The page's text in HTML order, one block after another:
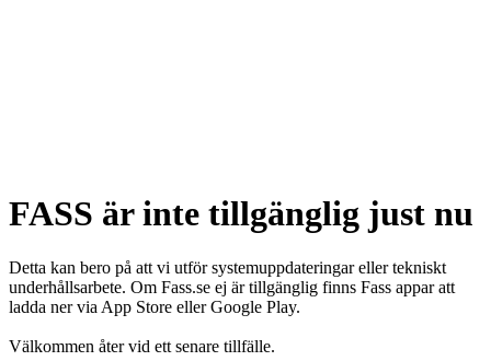
FASS är inte tillgänglig just nu
Detta kan bero på att vi utför systemuppdateringar eller tekniskt
underhållsarbete. Om Fass.se ej är tillgänglig finns Fass appar att
ladda ner via App Store eller Google Play.
Välkommen åter vid ett senare tillfälle.